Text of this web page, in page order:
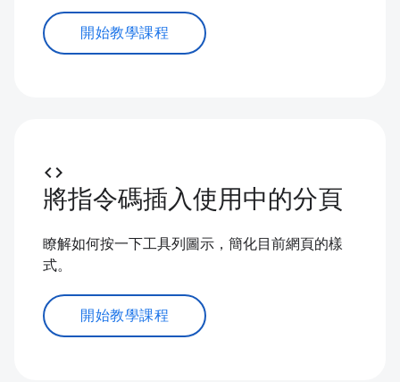
開始教學課程
code
將指令碼插入使用中的分頁
瞭解如何按一下工具列圖示，簡化目前網頁的樣
式。
開始教學課程